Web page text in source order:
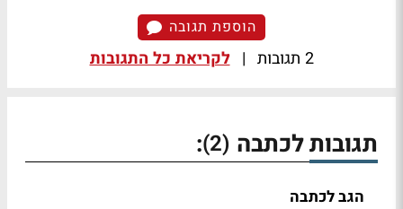
הוספת תגובה
2 תגובות | לקריאת כל התגובות
תגובות לכתבה (2)
:
הגב לכתבה